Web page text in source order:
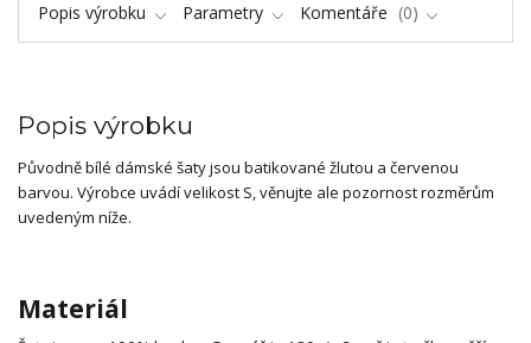
Popis výrobku Parametry Komentáře 0
Popis výrobku
Původně bílé dámské šaty jsou batikované žlutou a červenou
barvou. Výrobce uvádí velikost S, věnujte ale pozornost rozměrům
uvedeným níže.
Materiál